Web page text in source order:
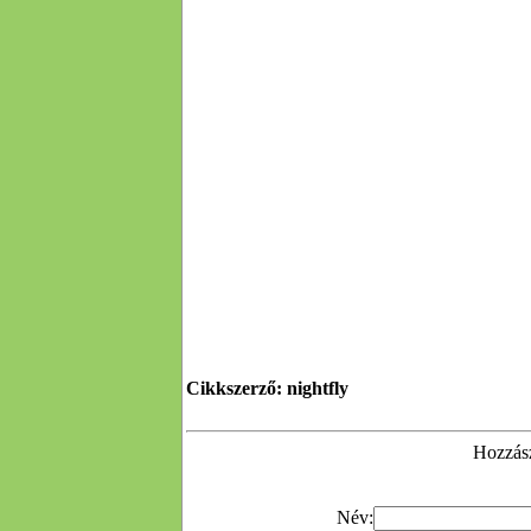
Cikkszerző: nightfly
Név: